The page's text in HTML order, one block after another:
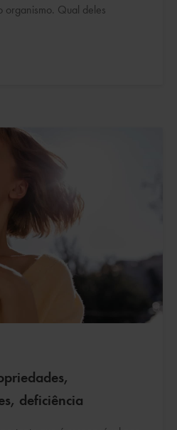
organismo. Qual deles
deficiência